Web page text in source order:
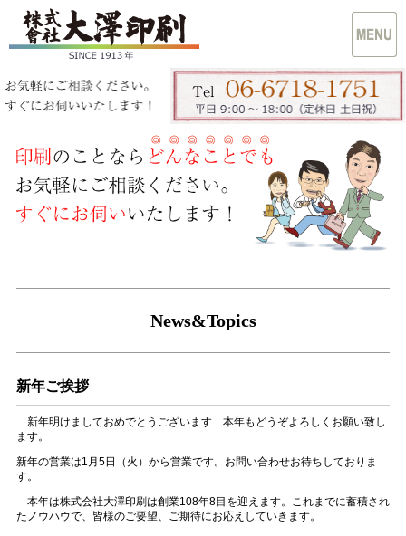
News&Topics
新年ご挨拶
新年明けましておめでとうございます 本年もどうぞよろしくお願い致し
ます。
新年の営業は1月5日（火）から営業です。お問い合わせお待ちしておりま
す。
本年は株式会社大澤印刷は創業108年8目を迎えます。これまでに蓄積され
たノウハウで、皆様のご要望、ご期待にお応えしていきます。